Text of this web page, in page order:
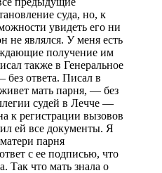
суда, но, к
увидеть его ни
не являлся. У меня есть
получение им
также в Генеральное
без ответа. Писал в
мать парня, — без
судей в Лечче —
к регистрации вызовов
ей все документы. Я
парня
с ее подписью, что
Так что мать знала о